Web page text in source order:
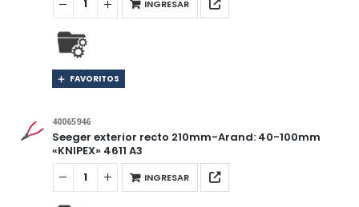
INGRESAR
FAVORITOS
40065946
Seeger exterior recto 210mm-Arand: 40-100mm
«KNIPEX» 4611 A3
INGRESAR